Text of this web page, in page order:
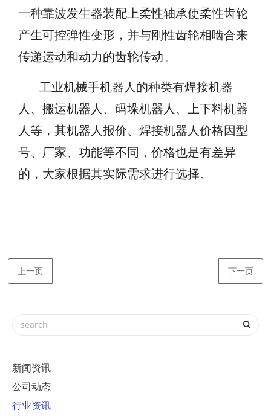
一种靠波发生器装配上柔性轴承使柔性齿轮
产生可控弹性变形，并与刚性齿轮相啮合来
传递运动和动力的齿轮传动。
工业机械手机器人的种类有焊接机器
人、搬运机器人、码垛机器人、上下料机器
人等，其机器人报价、焊接机器人价格因型
号、厂家、功能等不同，价格也是有差异
的，大家根据其实际需求进行选择。
上一页 下一页
新闻资讯
公司动态
行业资讯